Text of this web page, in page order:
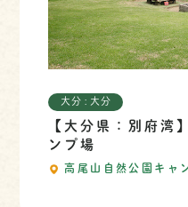
大分 : 大分
【大分県：別府湾
ンプ場
高尾山自然公園キャ